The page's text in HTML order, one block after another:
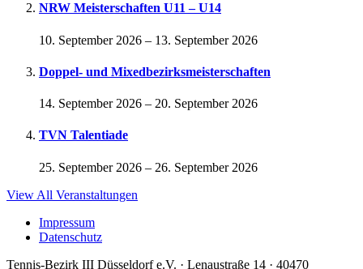
NRW Meisterschaften U11 – U14
10. September 2026 – 13. September 2026
Doppel- und Mixedbezirksmeisterschaften
14. September 2026 – 20. September 2026
TVN Talentiade
25. September 2026 – 26. September 2026
View All Veranstaltungen
Impressum
Datenschutz
Tennis-Bezirk III Düsseldorf e.V. · Lenaustraße 14 · 40470